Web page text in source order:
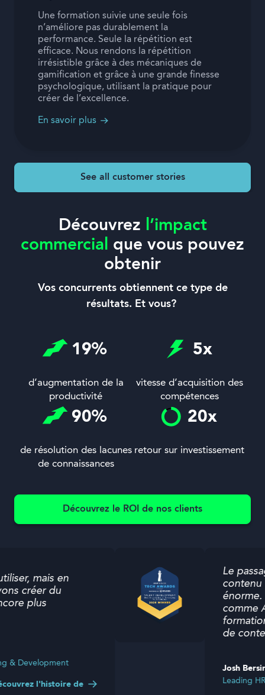
See all customer stories
Une formation suivie une seule fois
n’améliore pas durablement la
performance. Seule la répétition est
efficace. Nous rendons la répétition
irrésistible grâce à des mécaniques de
gamification et grâce à une grande finesse
psychologique, utilisant la pratique pour
créer de l’excellence.
En savoir plus
Découvrez
l’impact
commercial que vous pouvez
obtenir
Vos concurrents obtiennent ce type de
résultats. Et vous?
19%
d’augmentation de la
productivité
5x
vitesse d’acquisition des
compétences
90%
de résolution des lacunes
de connaissances
20x
retour sur investissement
Découvrez le ROI de nos clients
mais en
créer du
plus
& Development
l'histoire de
Le
contenu
énorme.
comme
de
Josh Bersin
Leading HR